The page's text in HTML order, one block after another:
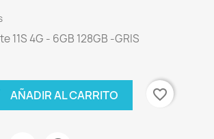
11S 4G - 6GB 128GB -GRIS
AÑADIR AL CARRITO favorite_border